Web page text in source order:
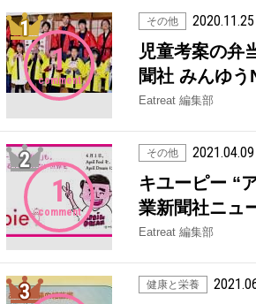
1
comment
1位 その他 2020.11.25
児童考案の弁
聞社 みんゆう
Eatreat 編集部
1
comment
2位 その他 2021.04.09
キユーピー “
業新聞社ニュ
Eatreat 編集部
健康と栄養